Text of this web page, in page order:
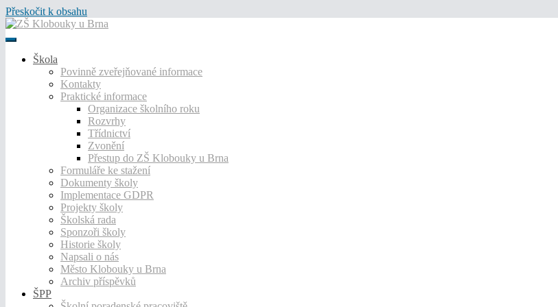
Přeskočit k obsahu
Škola
Povinně zveřejňované informace
Kontakty
Praktické informace
Organizace školního roku
Rozvrhy
Třídnictví
Zvonění
Přestup do ZŠ Klobouky u Brna
Formuláře ke stažení
Dokumenty školy
Implementace GDPR
Projekty školy
Školská rada
Sponzoři školy
Historie školy
Napsali o nás
Město Klobouky u Brna
Archiv příspěvků
ŠPP